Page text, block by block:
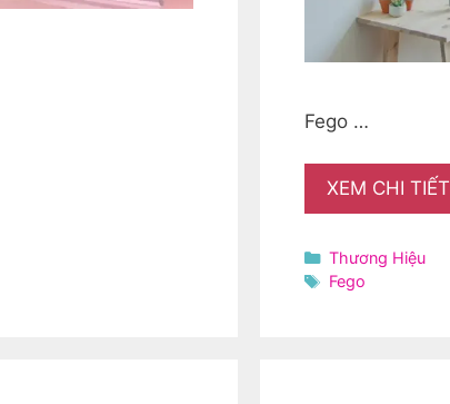
Fego …
XEM CHI TIẾT
Danh
mục
Thương Hiệu
Thẻ
Fego